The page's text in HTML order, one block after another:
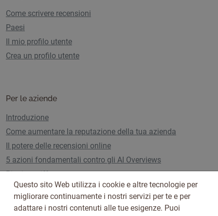
Come scrivere recensioni
Paesi
Il mio profilo utente
Crea un profilo utente
Per le aziende
Introduzione
Come aumentare la reputazione della tua azienda
Il potere delle recensioni online
5 azioni fondamentali contro gli AI Overviews
Piani e tariffe
Questo sito Web utilizza i cookie e altre tecnologie per
migliorare continuamente i nostri servizi per te e per
adattare i nostri contenuti alle tue esigenze. Puoi